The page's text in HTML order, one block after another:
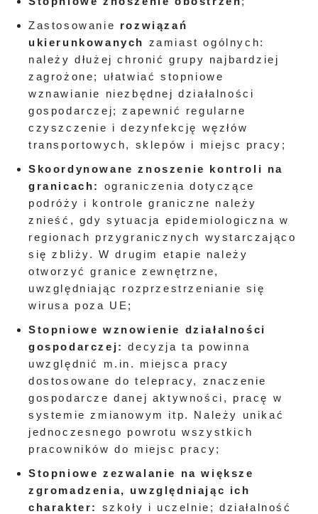
Zastosowanie rozwiązań
ukierunkowanych zamiast ogólnych:
należy dłużej chronić grupy najbardziej
zagrożone; ułatwiać stopniowe
wznawianie niezbędnej działalności
gospodarczej; zapewnić regularne
czyszczenie i dezynfekcję węzłów
transportowych, sklepów i miejsc pracy;
Skoordynowane znoszenie kontroli na
granicach: ograniczenia dotyczące
podróży i kontrole graniczne należy
znieść, gdy sytuacja epidemiologiczna w
regionach przygranicznych wystarczająco
się zbliży. W drugim etapie należy
otworzyć granice zewnętrzne,
uwzględniając rozprzestrzenianie się
wirusa poza UE;
Stopniowe wznowienie działalności
gospodarczej:decyzja ta powinna
uwzględnić m.in. miejsca pracy
dostosowane do telepracy, znaczenie
gospodarcze danej aktywności, pracę w
systemie zmianowym itp. Należy unikać
jednoczesnego powrotu wszystkich
pracowników do miejsc pracy;
Stopniowe zezwalanie na większe
zgromadzenia, uwzględniając ich
charakter: szkoły i uczelnie; działalność